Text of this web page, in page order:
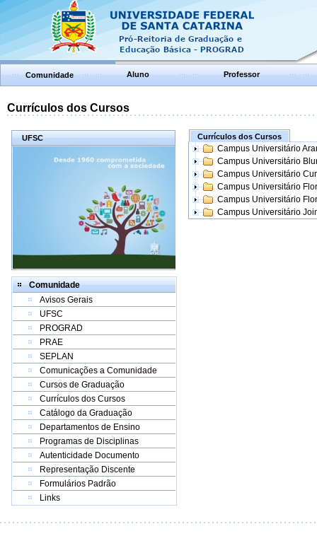
Comunidade Aluno Professor
Currículos dos Cursos
UFSC
Comunidade
Avisos Gerais
UFSC
PROGRAD
PRAE
SEPLAN
Comunicações a Comunidade
Cursos de Graduação
Currículos dos Cursos
Catálogo da Graduação
Departamentos de Ensino
Programas de Disciplinas
Autenticidade Documento
Representação Discente
Formulários Padrão
Links
Currículos dos Cursos
Campus Universitário
Campus Universitário
Campus Universitário
Campus Universitário
Campus Universitário
Campus Universitário